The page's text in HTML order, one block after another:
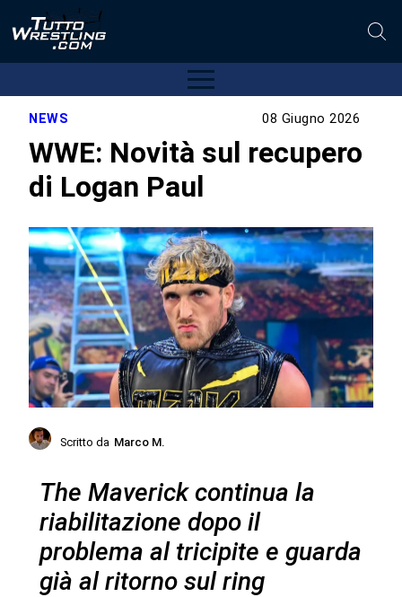
NEWS 08 Giugno 2026
WWE: Novità sul recupero
di Logan Paul
Scritto da Marco M.
The Maverick continua la
riabilitazione dopo il
problema al tricipite e guarda
già al ritorno sul ring